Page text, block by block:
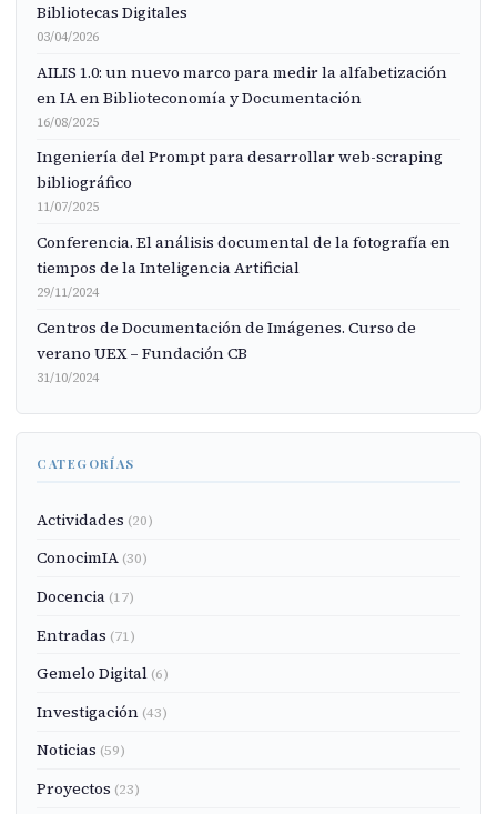
Bibliotecas Digitales
03/04/2026
AILIS 1.0: un nuevo marco para medir la alfabetización
en IA en Biblioteconomía y Documentación
16/08/2025
Ingeniería del Prompt para desarrollar web-scraping
bibliográfico
11/07/2025
Conferencia. El análisis documental de la fotografía en
tiempos de la Inteligencia Artificial
29/11/2024
Centros de Documentación de Imágenes. Curso de
verano UEX – Fundación CB
31/10/2024
CATEGORÍAS
Actividades (20)
ConocimIA (30)
Docencia (17)
Entradas (71)
Gemelo Digital (6)
Investigación (43)
Noticias (59)
Proyectos (23)